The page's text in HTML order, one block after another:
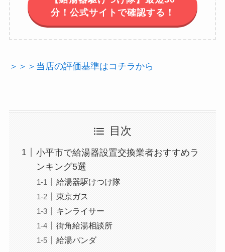
分！公式サイトで確認する！
＞＞＞当店の評価基準はコチラから
目次
小平市で給湯器設置交換業者おすすめラ
ンキング5選
給湯器駆けつけ隊
東京ガス
キンライサー
街角給湯相談所
給湯パンダ